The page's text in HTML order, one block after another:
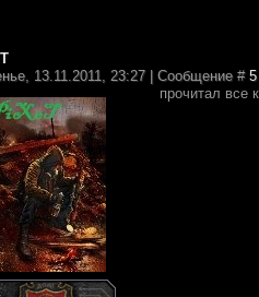
13.11.2011, 23:27 | Сообщение # 5
прочитал все